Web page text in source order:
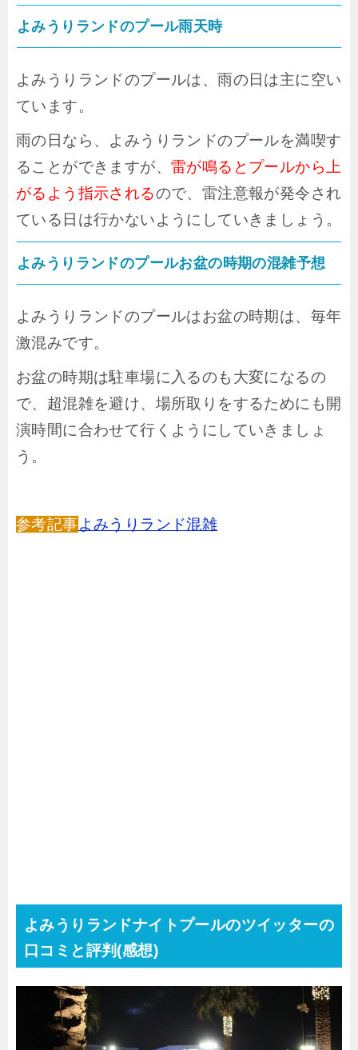
よみうりランドのプール雨天時
よみうりランドのプールは、雨の日は主に空い
ています。
雨の日なら、よみうりランドのプールを満喫す
ることができますが、 雷が鳴るとプールから上
がるよう指示されるので、雷注意報が発令され
ている日は行かないようにしていきましょう。
よみうりランドのプールお盆の時期の混雑予想
よみうりランドのプールはお盆の時期は、毎年
激混みです。
お盆の時期は駐車場に入るのも大変になるの
で、超混雑を避け、場所取りをするためにも開
演時間に合わせて行くようにしていきましょ
う。
参考記事よみうりランド混雑
よみうりランドナイトプールのツイッターの
口コミと評判(感想)